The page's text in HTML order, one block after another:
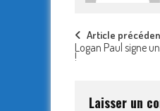
Post
navigation
Article
Logan Paul signe
!
Laisser un